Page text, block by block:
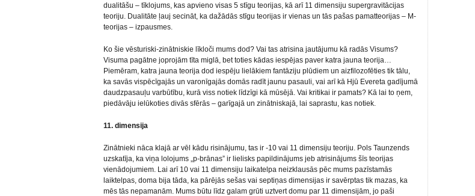
dualitāšu – tīklojums, kas apvieno visas 5 stīgu teorijas, kā arī 11 dimensiju supergravitācijas
teoriju. Dualitāte ļauj secināt, ka dažādās stīgu teorijas ir vienas un tās pašas pamatteorijas – M-
teorijas – izpausmes.
Ko šie vēsturiski-zinātniskie līkloči mums dod? Vai tas atrisina jautājumu kā radās Visums?
Visuma pagātne joprojām tīta miglā, bet toties kādas iespējas paver katra jauna teorija…
Piemēram, katra jauna teorija dod iespēju lielākiem fantāziju plūdiem un aizfilozofēties tik tālu,
ka savās vispēcīgajās un varonīgajās domās radīt jaunu pasauli, vai arī kā Hjū Evereta gadījumā
daudzpasauļu varbūtību, kurā viss notiek līdzīgi kā mūsējā. Vai kritikai ir pamats? Kā lai to ņem,
piedāvāju ielūkoties divās sfērās – garīgajā un zinātniskajā, lai saprastu, kas notiek.
11. dimensija
Zinātnieki nāca klajā ar vēl kādu risinājumu, tas ir -10 vai 11 dimensiju teoriju. Pols Taunzends
uzskatīja, ka viņa lolojums „p-brānas” ir lielisks papildinājums jeb atrisinājums šīs teorijas
vienādojumiem. Lai arī 10 vai 11 dimensiju laikatelpa neizklausās pēc mums pazīstamās
laiktelpas, doma bija tāda, ka pārējās sešas vai septiņas dimensijas ir savērptas tik mazas, ka
mēs tās nepamanām. Mums būtu līdz galam grūti uztvert domu par 11 dimensijām, jo paši